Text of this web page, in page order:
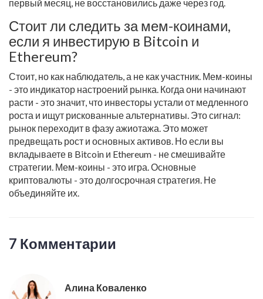
первый месяц, не восстановились даже через год.
Стоит ли следить за мем-коинами,
если я инвестирую в Bitcoin и
Ethereum?
Стоит, но как наблюдатель, а не как участник. Мем-коины
- это индикатор настроений рынка. Когда они начинают
расти - это значит, что инвесторы устали от медленного
роста и ищут рискованные альтернативы. Это сигнал:
рынок переходит в фазу ажиотажа. Это может
предвещать рост и основных активов. Но если вы
вкладываете в Bitcoin и Ethereum - не смешивайте
стратегии. Мем-коины - это игра. Основные
криптовалюты - это долгосрочная стратегия. Не
объединяйте их.
7 Комментарии
Алина Коваленко